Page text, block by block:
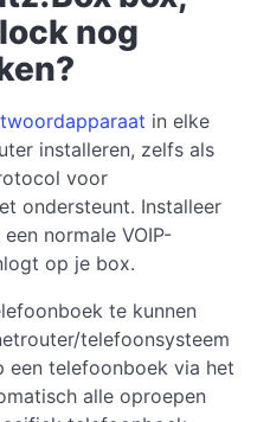
nog
in elke
installeren, zelfs als
voor
ondersteunt. Installeer
normale VOIP-
op je box.
te kunnen
telefoonsysteem
een telefoonboek via het
alle oproepen